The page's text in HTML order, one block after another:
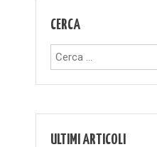
CERCA
ULTIMI ARTICOLI